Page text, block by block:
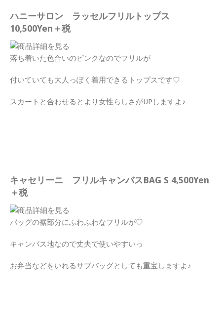
ハニーサロン ラッセルフリルトップス
10,500Yen＋税
落ち着いた色合いのピンクなのでフリルが
付いていても大人っぽく着用できるトップスです♡
スカートと合わせるとより女性らしさがUPしますよ♪
キャセリーニ フリルキャンバスBAG S 4,500Yen
＋税
バッグの裾部分にふわふわなフリルが♡
キャンバス地なので丈夫で使いやすいっ
お弁当などをいれるサブバッグとしても重宝しますよ♪